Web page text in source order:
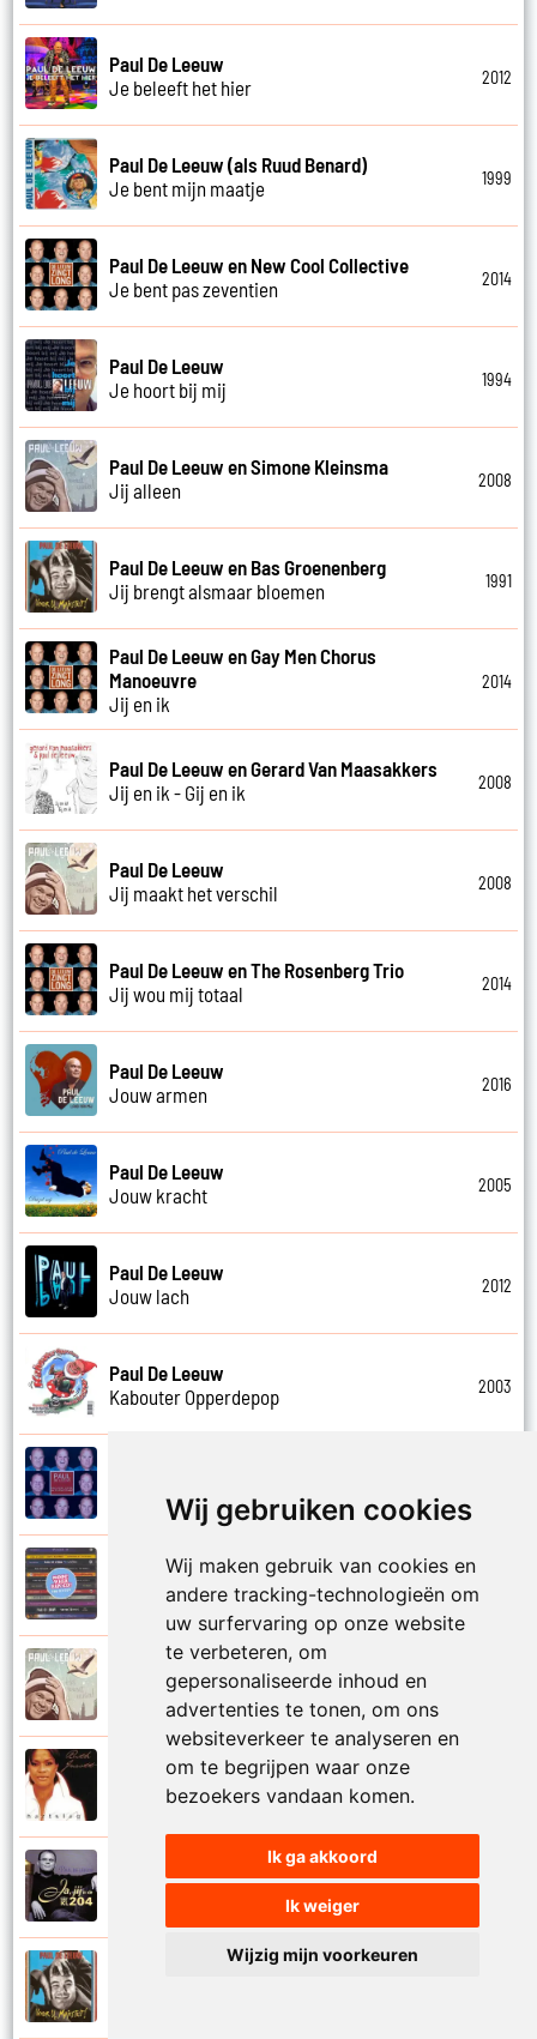
Wij gebruiken cookies
Wij maken gebruik van cookies en
andere tracking-technologieën om
uw surfervaring op onze website
te verbeteren, om
gepersonaliseerde inhoud en
advertenties te tonen, om ons
websiteverkeer te analyseren en
om te begrijpen waar onze
bezoekers vandaan komen.
Ik ga akkoord
Ik weiger
Wijzig mijn voorkeuren
Paul De Leeuw
Je beleeft het hier
2012
Paul De Leeuw (als Ruud Benard)
Je bent mijn maatje
1999
Paul De Leeuw en New Cool Collective
Je bent pas zeventien
2014
Paul De Leeuw
Je hoort bij mij
1994
Paul De Leeuw en Simone Kleinsma
Jij alleen
2008
Paul De Leeuw en Bas Groenenberg
Jij brengt alsmaar bloemen
1991
Paul De Leeuw en Gay Men Chorus
Manoeuvre
Jij en ik
2014
Paul De Leeuw en Gerard Van Maasakkers
Jij en ik - Gij en ik
2008
Paul De Leeuw
Jij maakt het verschil
2008
Paul De Leeuw en The Rosenberg Trio
Jij wou mij totaal
2014
Paul De Leeuw
Jouw armen
2016
Paul De Leeuw
Jouw kracht
2005
Paul De Leeuw
Jouw lach
2012
Paul De Leeuw
Kabouter Opperdepop
2003
Kalverliefde
Paul De Leeuw en Adje
Katinka
2006
Paul De Leeuw
Kerstmis
Ruth Jacott en Paul De Leeuw
Kijk niet uit
Paul De Leeuw
KL 204 (Als ik God was)